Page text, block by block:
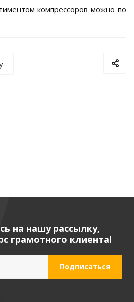
компрессоров можно по
на нашу рассылку,
грамотного клиента!